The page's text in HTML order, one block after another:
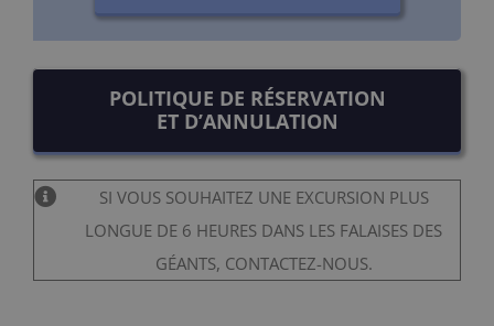
POLITIQUE DE RÉSERVATION
ET D’ANNULATION
SI VOUS SOUHAITEZ UNE EXCURSION PLUS
LONGUE DE 6 HEURES DANS LES FALAISES DES
GÉANTS, CONTACTEZ-NOUS.